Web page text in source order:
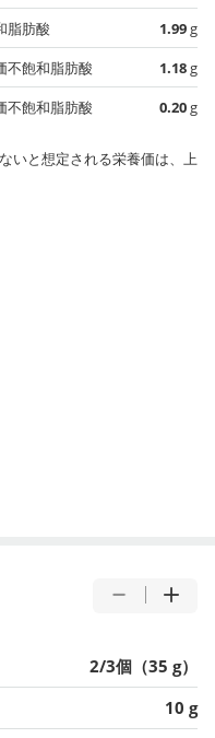
脂肪酸
1.99g
不飽和脂肪酸
1.18g
不飽和脂肪酸
0.20g
いと想定される栄養価は、上
2/3個（35 g）
10 g